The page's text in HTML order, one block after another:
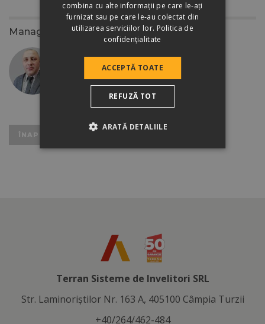
Manager zonal
Sabou Cosmin Iosif
+40/787 292 720
sabouc@tigleterran.ro
ÎNAPOI LA REZULTATE
Terran Sisteme de Invelitori SRL
Str. Laminoriştilor Nr. 163 A, 405100 Câmpia Turzii
+40/264/462-484
combina cu alte informații pe care le-ați
furnizat sau pe care le-au colectat din
utilizarea serviciilor lor. Politica de
confidențialitate
ACCEPTĂ TOATE
REFUZĂ TOT
ARATĂ DETALIILE